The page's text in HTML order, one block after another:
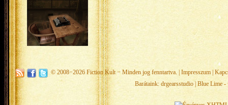
© 2008−2026 Fiction Kult− Minden jog fenntartva. | Impresszum
Barátaink: drgearsstudio| Blue Lime -